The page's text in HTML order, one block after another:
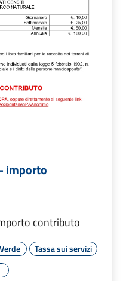
importo
contributo
Tassa sui servizi